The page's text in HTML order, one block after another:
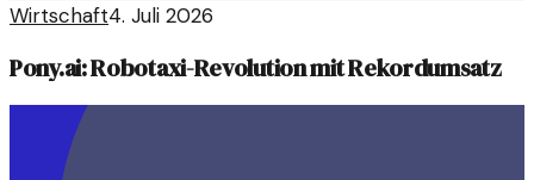
Wirtschaft4. Juli 2026
Pony.ai: Robotaxi-Revolution mit Rekordumsatz